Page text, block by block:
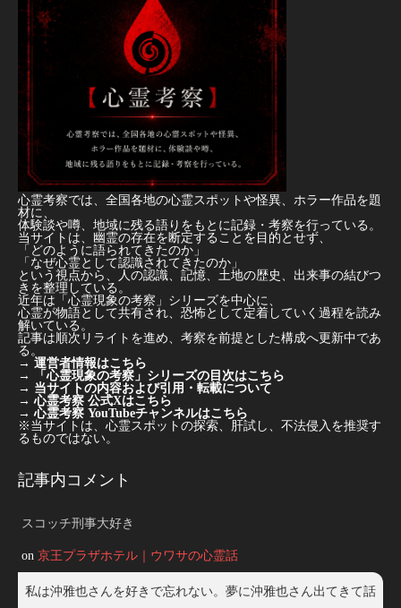
心霊考察では、全国各地の心霊スポットや怪異、ホラー作品を題
材に、
体験談や噂、地域に残る語りをもとに記録・考察を行っている。
当サイトは、幽霊の存在を断定することを目的とせず、
「どのように語られてきたのか」
「なぜ心霊として認識されてきたのか」
という視点から、人の認識、記憶、土地の歴史、出来事の結びつ
きを整理している。
近年は「心霊現象の考察」シリーズを中心に、
心霊が物語として共有され、恐怖として定着していく過程を読み
解いている。
記事は順次リライトを進め、考察を前提とした構成へ更新中であ
る。
→ 運営者情報はこちら
→
「心霊現象の考察」シリーズの目次はこちら
→ 当サイトの内容および引用・転載について
→ 心霊考察 公式Xはこちら
→ 心霊考察 YouTubeチャンネルはこちら
※当サイトは、心霊スポットの探索、肝試し、不法侵入を推奨す
るものではない。
記事内コメント
スコッチ刑事大好き
on 京王プラザホテル｜ウワサの心霊話
私は沖雅也さんを好きで忘れない。夢に沖雅也さん出てきて話